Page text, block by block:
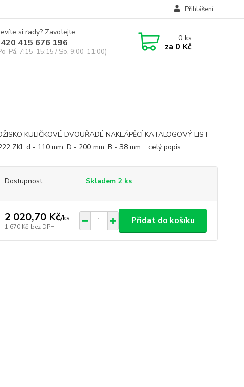
Přihlášení
si rady? Zavolejte.
415 676 196
Pá, 7:15-15:15 / So, 9:00-11:00)
0ks
za 0 Kč
KULIČKOVÉ DVOUŘADÉ NAKLÁPĚCÍ KATALOGOVÝ LIST -
ZKL d - 110 mm, D - 200 mm, B - 38 mm. celý popis
Dostupnost Skladem 2 ks
2 020,70 Kč/ks
1 670 Kč bez DPH
Přidat do košíku